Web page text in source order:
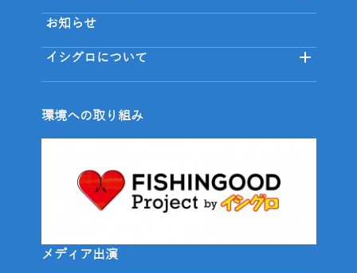
お知らせ
イシグロについて
環境への取り組み
メディア出演